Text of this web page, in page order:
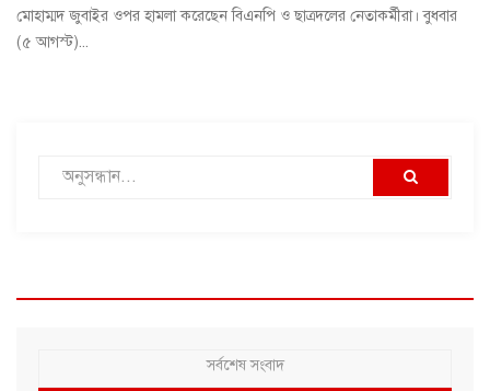
মোহাম্মদ জুবাইর ওপর হামলা করেছেন বিএনপি ও ছাত্রদলের নেতাকর্মীরা। বুধবার
(৫ আগস্ট)...
সর্বশেষ সংবাদ